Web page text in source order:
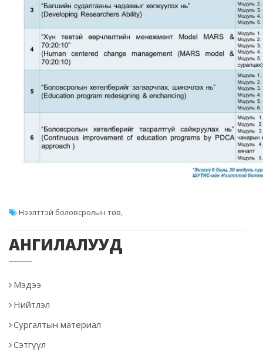
Нээлттэй боловсролын төв,
АНГИЛАЛУУД
Мэдээ
Нийтлэл
Сургалтын материал
Сэтгүүл